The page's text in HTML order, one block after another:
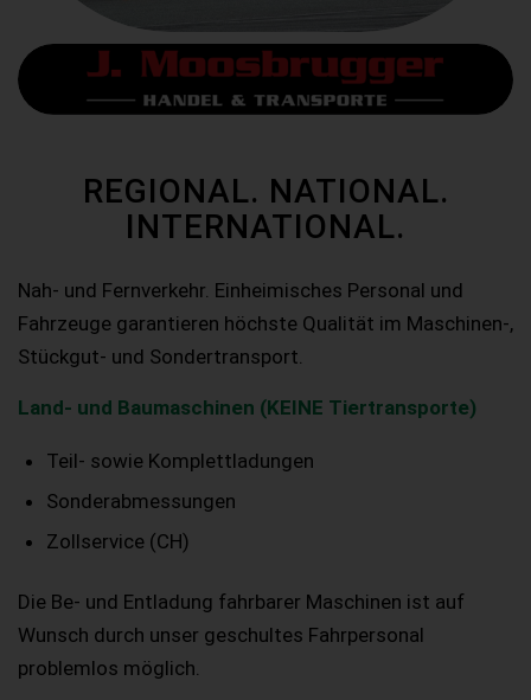
REGIONAL. NATIONAL.
INTERNATIONAL.
Nah- und Fernverkehr. Einheimisches Personal und
Fahrzeuge garantieren höchste Qualität im Maschinen-,
Stückgut- und Sondertransport.
Land- und Baumaschinen (KEINE Tiertransporte)
Teil- sowie Komplettladungen
Sonderabmessungen
Zollservice (CH)
Die Be- und Entladung fahrbarer Maschinen ist auf
Wunsch durch unser geschultes Fahrpersonal
problemlos möglich.